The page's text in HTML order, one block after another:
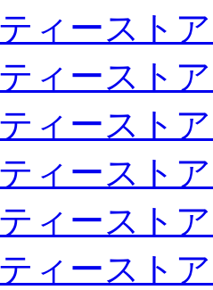
ィースト
ィースト
ィースト
ィースト
ィースト
ィースト